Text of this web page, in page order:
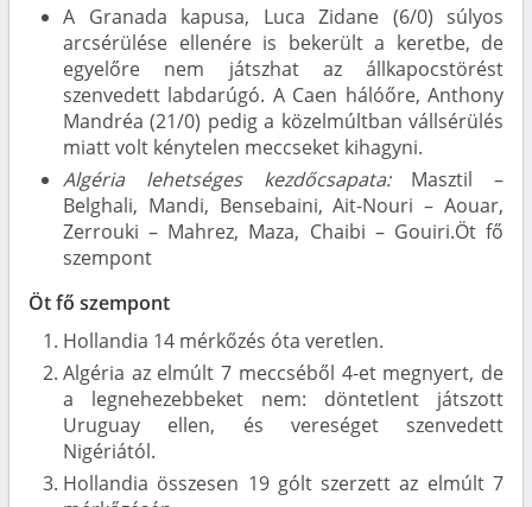
A Granada kapusa, Luca Zidane (6/0) súlyos
arcsérülése ellenére is bekerült a keretbe, de
egyelőre nem játszhat az állkapocstörést
szenvedett labdarúgó. A Caen hálóőre, Anthony
Mandréa (21/0) pedig a közelmúltban vállsérülés
miatt volt kénytelen meccseket kihagyni.
Algéria lehetséges kezdőcsapata: Masztil –
Belghali, Mandi, Bensebaini, Ait-Nouri – Aouar,
Zerrouki – Mahrez, Maza, Chaibi – Gouiri.Öt fő
szempont
Öt fő szempont
Hollandia 14 mérkőzés óta veretlen.
Algéria az elmúlt 7 meccséből 4-et megnyert, de
a legnehezebbeket nem: döntetlent játszott
Uruguay ellen, és vereséget szenvedett
Nigériától.
Hollandia összesen 19 gólt szerzett az elmúlt 7